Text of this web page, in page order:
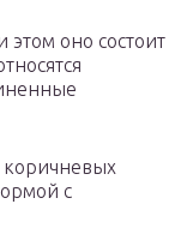
этом оно состоит
коричневых
с